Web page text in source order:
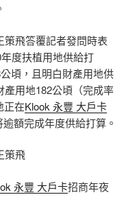
飛答覆記者發問時表
度扶植用地供給打
頃，且明白財產用地供
用地182公頃（完成率
正在Klook 永豐 大戶卡
額完成年度供給打算。
策飛
永豐 大戶卡招商年夜